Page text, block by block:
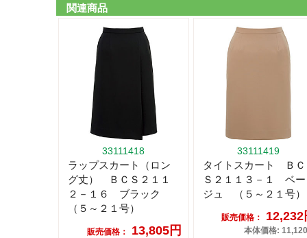
関連商品
33111418
ラップスカート（ロン
グ丈） ＢＣＳ２１１
２－１６ ブラック
（５～２１号）
販売価格： 13,805円
33111419
タイトスカート ＢＣ
Ｓ２１１３－１ ベー
ジュ （５～２１号）
販売価格： 12,232
本体価格: